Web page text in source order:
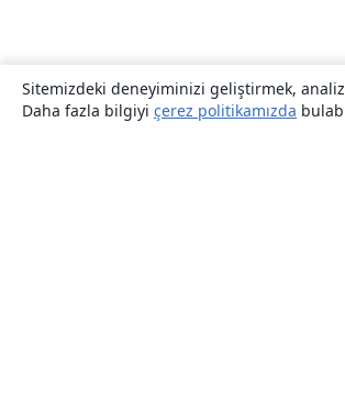
Sitemizdeki deneyiminizi geliştirmek,
Daha fazla bilgiyi çerez politikamızda